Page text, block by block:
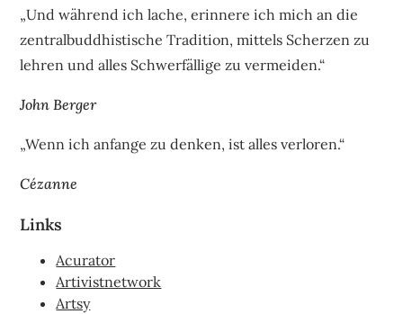
„Und während ich lache, erinnere ich mich an die
zentralbuddhistische Tradition, mittels Scherzen zu
lehren und alles Schwerfällige zu vermeiden.“
John Berger
„Wenn ich anfange zu denken, ist alles verloren.“
Cézanne
Links
Acurator
Artivistnetwork
Artsy